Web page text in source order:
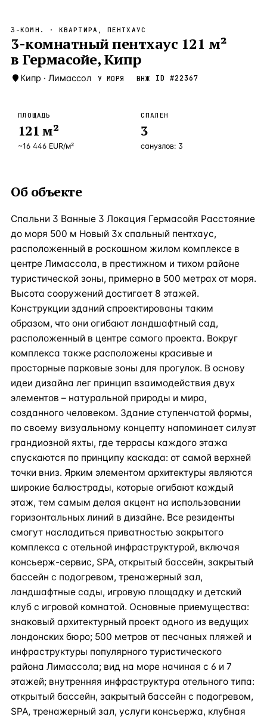
Новороссийск — Локация Россия · 2
Стамбул —Локация
Анталия
ЧАСТО ИЩУТ
Турция
3-КОМН. · КВАРТИРА, ПЕНТХАУС
3-комнатный пентхаус 121 м²
в Гермасойе, Кипр
Кипр · Лимассол У МОРЯ ВНЖ ID #22367
ПЛОЩАДЬ
121 м²
~16 446 EUR/м²
СПАЛЕН
3
санузлов: 3
Об объекте
Спальни 3 Ванные 3 Локация Гермасойя Расстояние
до моря 500 м Новый 3х спальный пентхаус,
расположенный в роскошном жилом комплексе в
центре Лимассола, в престижном и тихом районе
туристической зоны, примерно в 500 метрах от моря.
Высота сооружений достигает 8 этажей.
Конструкции зданий спроектированы таким
образом, что они огибают ландшафтный сад,
расположенный в центре самого проекта. Вокруг
комплекса также расположены красивые и
просторные парковые зоны для прогулок. В основу
идеи дизайна лег принцип взаимодействия двух
элементов – натуральной природы и мира,
созданного человеком. Здание ступенчатой формы,
по своему визуальному концепту напоминает силуэт
грандиозной яхты, где террасы каждого этажа
спускаются по принципу каскада: от самой верхней
точки вниз. Ярким элементом архитектуры являются
широкие балюстрады, которые огибают каждый
этаж, тем самым делая акцент на использовании
горизонтальных линий в дизайне. Все резиденты
смогут насладиться приватностью закрытого
комплекса с отельной инфраструктурой, включая
консьерж-сервис, SPA, открытый бассейн, закрытый
бассейн с подогревом, тренажерный зал,
ландшафтные сады, игровую площадку и детский
клуб с игровой комнатой. Основные приемущества:
знаковый архитектурный проект одного из ведущих
лондонских бюро; 500 метров от песчаных пляжей и
инфраструктуры популярного туристического
района Лимассола; вид на море начиная с 6 и 7
этажей; внутренняя инфраструктура отельного типа:
открытый бассейн, закрытый бассейн с подогревом,
SPA, тренажерный зал, услуги консьержа, клубная